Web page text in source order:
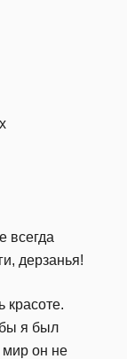
всегда
дерзанья!
красоте.
я был
он не